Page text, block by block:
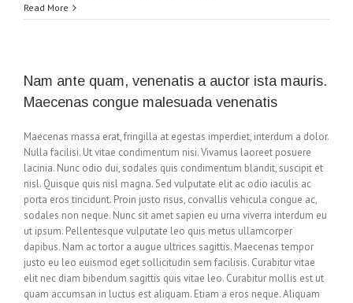
Read More
Nam ante quam, venenatis a auctor ista mauris.
Maecenas congue malesuada venenatis
Maecenas massa erat, fringilla at egestas imperdiet, interdum a dolor.
Nulla facilisi. Ut vitae condimentum nisi. Vivamus laoreet posuere
lacinia. Nunc odio dui, sodales quis condimentum blandit, suscipit et
nisl. Quisque quis nisl magna. Sed vulputate elit ac odio iaculis ac
porta eros tincidunt. Proin justo risus, convallis vehicula congue ac,
sodales non neque. Nunc sit amet sapien eu urna viverra interdum eu
ut ipsum. Pellentesque vulputate leo quis metus ullamcorper
dapibus. Nam ac tortor a augue ultrices sagittis. Maecenas tempor
justo eu leo euismod eget sollicitudin sem facilisis. Curabitur vitae
elit nec diam bibendum sagittis quis vitae leo. Curabitur mollis est ut
quam accumsan in luctus est aliquam. Etiam a eros neque. Aliquam